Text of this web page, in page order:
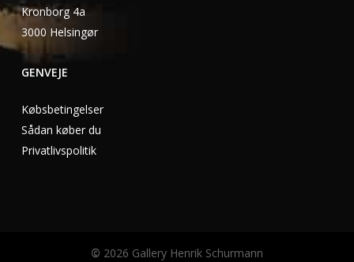
Kronborg 4a
3000 Helsingør
GENVEJE
Købsbetingelser
Sådan køber du
Privatlivspolitik
© 2026 Gallery Henrik Schurmann